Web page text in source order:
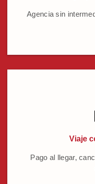
Agencia sin
Viaje
Pago al llegar,